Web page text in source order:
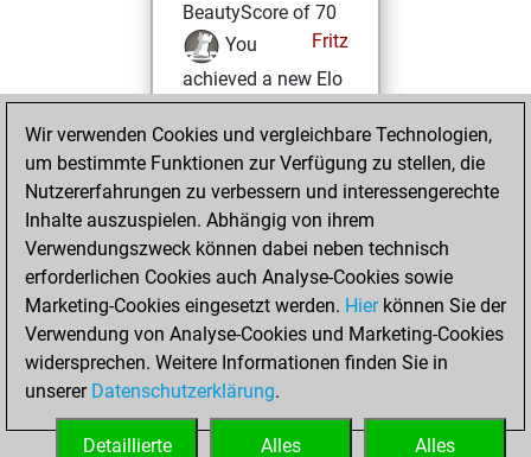
BeautyScore of 70
Fritz
You
achieved a new Elo
of 1521
Samstag, März 16,
2024
You created
your Studies account
Studies
Mittwoch,
März 13, 2024
You created
your Fritz account
Wir verwenden Cookies und vergleichbare Technologien,
um bestimmte Funktionen zur Verfügung zu stellen, die
Nutzererfahrungen zu verbessern und interessengerechte
Inhalte auszuspielen. Abhängig von ihrem
Verwendungszweck können dabei neben technisch
erforderlichen Cookies auch Analyse-Cookies sowie
Marketing-Cookies eingesetzt werden. Hierkönnen Sie der
Verwendung von Analyse-Cookies und Marketing-Cookies
widersprechen. Weitere Informationen finden Sie in
unserer Datenschutzerklärung.
Alles
Alles
Detaillierte